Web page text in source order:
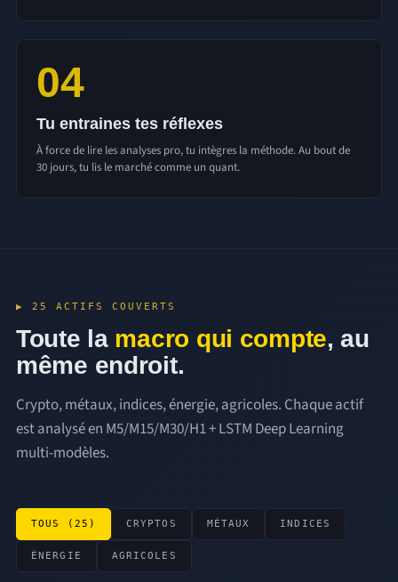
04
Tu entraines tes réflexes
À force de lire les analyses pro, tu intègres la méthode. Au bout de
30 jours, tu lis le marché comme un quant.
▶ 25 ACTIFS COUVERTS
Toute la macro qui compte, au
même endroit.
Crypto, métaux, indices, énergie, agricoles. Chaque actif
est analysé en M5/M15/M30/H1 + LSTM Deep Learning
multi-modèles.
TOUS (25) CRYPTOS MÉTAUX INDICES
ÉNERGIE AGRICOLES